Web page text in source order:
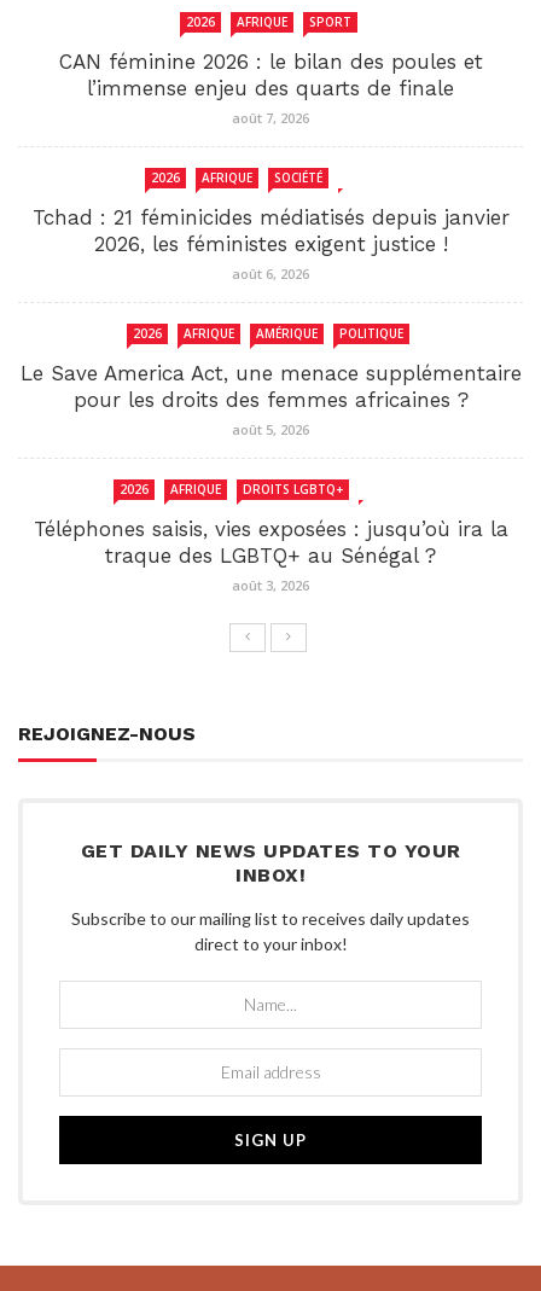
2026 AFRIQUE SPORT
CAN féminine 2026 : le bilan des poules et
l’immense enjeu des quarts de finale
août 7, 2026
2026 AFRIQUE SOCIÉTÉ
Tchad : 21 féminicides médiatisés depuis janvier
2026, les féministes exigent justice !
août 6, 2026
2026 AFRIQUE AMÉRIQUE POLITIQUE
Le Save America Act, une menace supplémentaire
pour les droits des femmes africaines ?
août 5, 2026
2026 AFRIQUE DROITS LGBTQ+
Téléphones saisis, vies exposées : jusqu’où ira la
traque des LGBTQ+ au Sénégal ?
août 3, 2026
REJOIGNEZ-NOUS
GET DAILY NEWS UPDATES TO YOUR
INBOX!
Subscribe to our mailing list to receives daily updates
direct to your inbox!